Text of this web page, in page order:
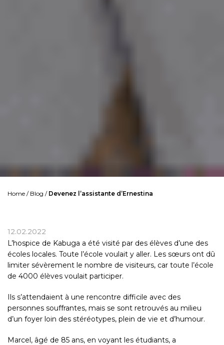
Home / Blog / Devenez l’assistante d’Ernestina
12.02.2022
L’hospice de Kabuga a été visité par des élèves d’une des
écoles locales. Toute l’école voulait y aller. Les sœurs ont dû
limiter sévèrement le nombre de visiteurs, car toute l’école
de 4000 élèves voulait participer.
Ils s’attendaient à une rencontre difficile avec des
personnes souffrantes, mais se sont retrouvés au milieu
d’un foyer loin des stéréotypes, plein de vie et d’humour.
Marcel, âgé de 85 ans, en voyant les étudiants, a